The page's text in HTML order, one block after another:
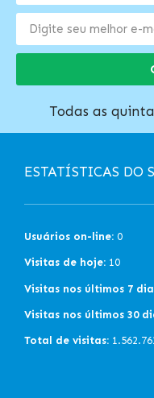
Todas as
ESTATÍSTICAS DO
Usuários on-line: 0
Visitas de hoje: 10
Visitas nos últimos 7
Visitas nos últimos 30
Total de visitas: